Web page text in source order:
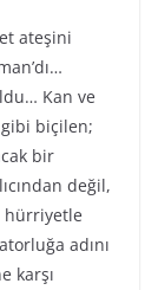
ateşini
Kan ve
biçilen;
bir
değil,
hürriyetle
adını
karşı